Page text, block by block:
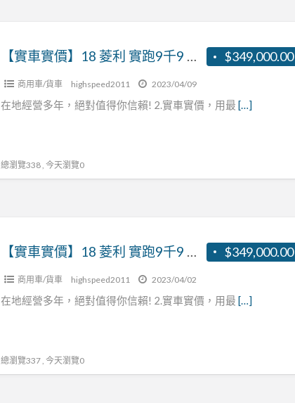
$349,000.00
【實車實價】18 菱利 實跑9千9 一手車 原鈑件
商用車/貨車 highspeed2011 2023/04/09
在地經營多年，絕對值得你信賴! 2.實車實價，用最 […]
總瀏覽338 , 今天瀏覽0
$349,000.00
【實車實價】18 菱利 實跑9千9 一手車 原鈑件
商用車/貨車 highspeed2011 2023/04/02
在地經營多年，絕對值得你信賴! 2.實車實價，用最 […]
總瀏覽337 , 今天瀏覽0